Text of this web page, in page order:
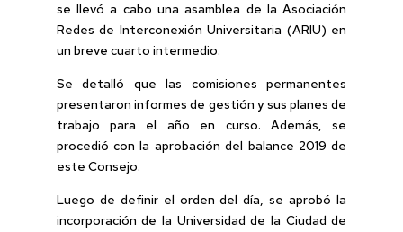
se llevó a cabo una asamblea de la Asociación
Redes de Interconexión Universitaria (ARIU) en
un breve cuarto intermedio.
Se detalló que las comisiones permanentes
presentaron informes de gestión y sus planes de
trabajo para el año en curso. Además, se
procedió con la aprobación del balance 2019 de
este Consejo.
Luego de definir el orden del día, se aprobó la
incorporación de la Universidad de la Ciudad de